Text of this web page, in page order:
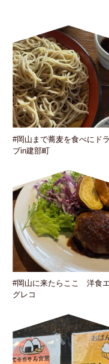
#岡山まで蕎麦を食べにド
ブin建部町
#岡山に来たらここ 洋食
グレコ